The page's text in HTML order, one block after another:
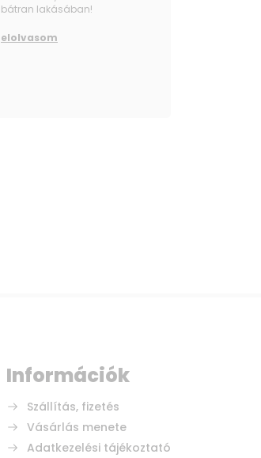
bátran lakásában!
elolvasom
Információk
Szállítás, fizetés
Vásárlás menete
Adatkezelési tájékoztató